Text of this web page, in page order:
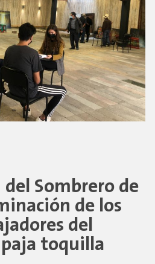
Sombrero de
de los
del
toquilla